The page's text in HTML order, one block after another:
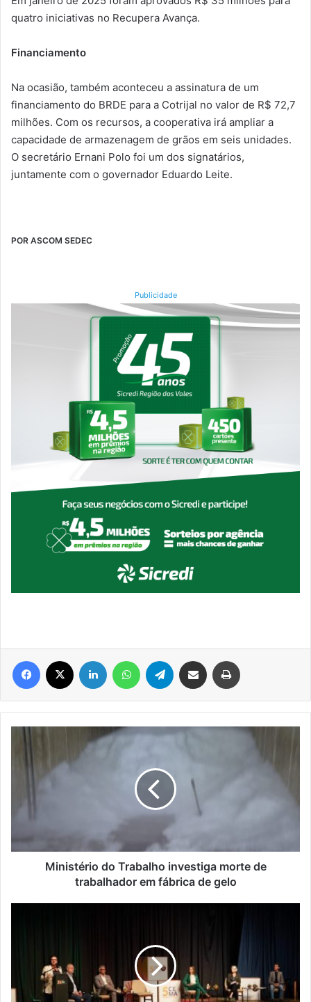
quatro iniciativas no Recupera Avança.
Financiamento
Na ocasião, também aconteceu a assinatura de um
financiamento do BRDE para a Cotrijal no valor de R$ 72,7
milhões. Com os recursos, a cooperativa irá ampliar a
capacidade de armazenagem de grãos em seis unidades.
O secretário Ernani Polo foi um dos signatários,
juntamente com o governador Eduardo Leite.
POR ASCOM SEDEC
Publicidade
Facebook Linkedin WhatsAppTelegram Compartilhar via e-mail
Ministério
Trabalho
investiga
de
em
fábrica
Ministério do Trabalho investiga morte de
trabalhador em fábrica de gelo
Ambiente
debate
estratégias